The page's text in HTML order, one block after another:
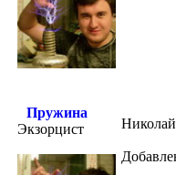
Пружина
Экзорцист